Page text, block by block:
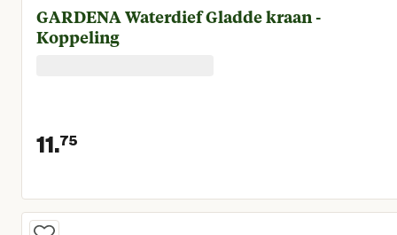
GARDENA Waterdief Gladde kraan -
Koppeling
11.75
Huidige prijs € 11,75